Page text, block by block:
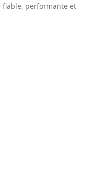
fiable, performante et